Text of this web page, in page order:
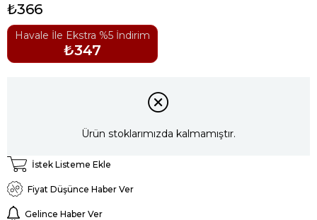
₺366
Havale İle Ekstra %5 İndirim
₺347
Ürün stoklarımızda kalmamıştır.
İstek Listeme Ekle
Fiyat Düşünce Haber Ver
Gelince Haber Ver